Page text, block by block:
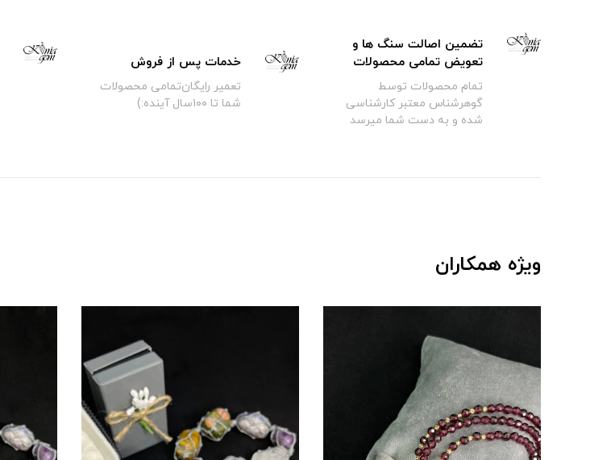
تضمین اصالت سنگ ها و
تعویض تمامی محصولات
تمام محصولات توسط
گوهرشناس معتبر کارشناسی
شده و به دست شما میرسد
خدمات پس از فروش
تعمیر رایگان‌تمامی محصولات
شما تا ۱۰۰سال آینده:)
ویژه همکاران